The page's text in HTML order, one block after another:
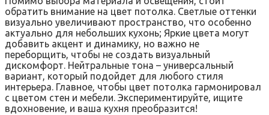
обратить внимание на цвет потолка. Светлые оттенки
визуально увеличивают пространство, что особенно
актуально для небольших кухонь; Яркие цвета могут
добавить акцент и динамику, но важно не
переборщить, чтобы не создать визуальный
дискомфорт. Нейтральные тона – универсальный
вариант, который подойдет для любого стиля
интерьера. Главное, чтобы цвет потолка гармонировал
с цветом стен и мебели. Экспериментируйте, ищите
вдохновение, и ваша кухня преобразится!